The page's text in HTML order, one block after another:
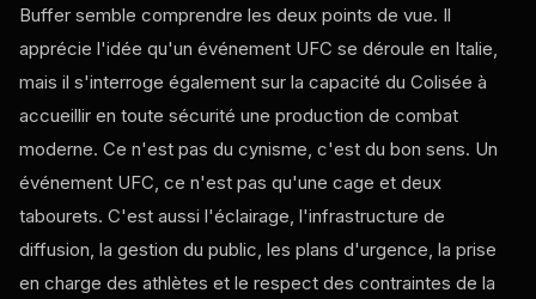
Buffer semble comprendre les deux points de vue. Il
apprécie l'idée qu'un événement UFC se déroule en Italie,
mais il s'interroge également sur la capacité du Colisée à
accueillir en toute sécurité une production de combat
moderne. Ce n'est pas du cynisme, c'est du bon sens. Un
événement UFC, ce n'est pas qu'une cage et deux
tabourets. C'est aussi l'éclairage, l'infrastructure de
diffusion, la gestion du public, les plans d'urgence, la prise
en charge des athlètes et le respect des contraintes de la